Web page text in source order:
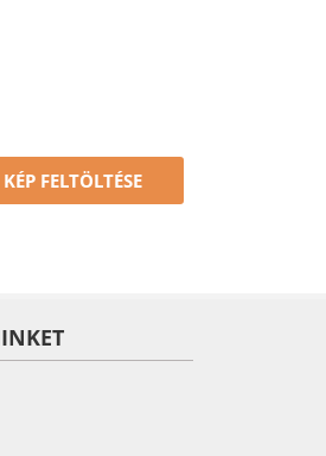
KÉP FELTÖLTÉSE